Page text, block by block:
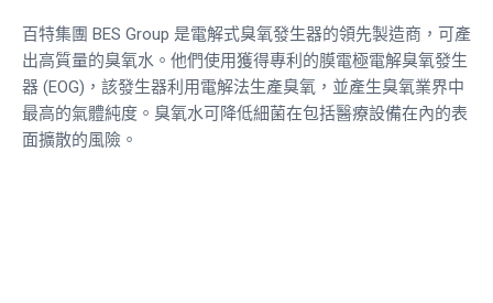
百特集團 BES Group 是電解式臭氧發生器的領先製造商，可產
出高質量的臭氧水。他們使用獲得專利的膜電極電解臭氧發生
器 (EOG)，該發生器利用電解法生產臭氧，並產生臭氧業界中
最高的氣體純度。臭氧水可降低細菌在包括醫療設備在內的表
面擴散的風險。